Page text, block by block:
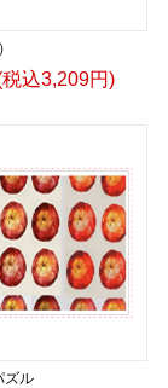
込3,209円)
ズル